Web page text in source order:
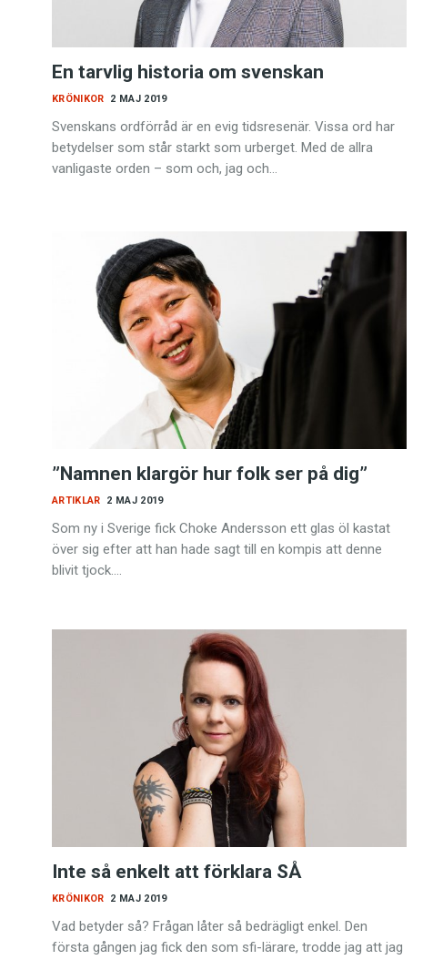
En tarvlig historia om svenskan
2 MAJ 2019
KRÖNIKOR
Svenskans ordförråd är en evig tidsresenär. Vissa ord har
betydelser som står starkt som urberget. Med de allra
vanligaste orden – som och, jag och…
”Namnen klargör hur folk ser på dig”
2 MAJ 2019
ARTIKLAR
Som ny i Sverige fick Choke Andersson ett glas öl kastat
över sig efter att han hade sagt till en kompis att denne
blivit tjock.…
Inte så enkelt att förklara SÅ
2 MAJ 2019
KRÖNIKOR
Vad betyder så? Frågan låter så bedrägligt enkel. Den
första gången jag fick den som sfi-lärare, trodde jag att jag